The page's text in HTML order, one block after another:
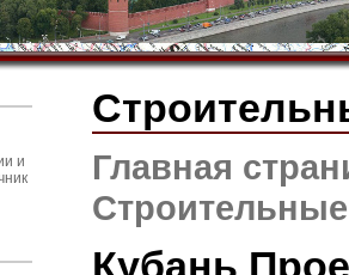
и
Главная
Строительные
Кубань